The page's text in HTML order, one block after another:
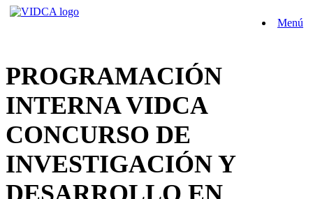
Saltar
Menú
PROGRAMACIÓN
INTERNA VIDCA
CONCURSO DE
INVESTIGACIÓN Y
DESARROLLO EN